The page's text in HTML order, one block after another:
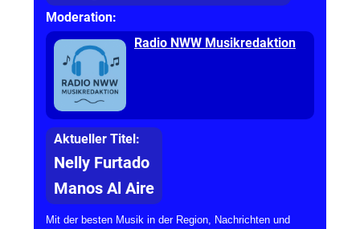
Moderation:
Radio NWW Musikredaktion
Aktueller Titel:
Nelly Furtado
Manos Al Aire
Mit der besten Musik in der Region, Nachrichten und